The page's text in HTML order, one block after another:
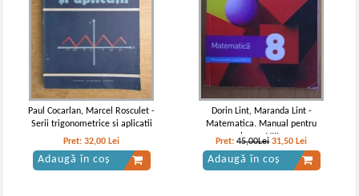
Paul Cocarlan, Marcel Rosculet -
Serii trigonometrice si aplicatii
Pret:32,00 Lei
Adaugă în coș
Dorin Lint, Maranda Lint -
Matematica. Manual pentru
clasa a VIII-a
Pret:45,00Lei 31,50 Lei
Adaugă în coș